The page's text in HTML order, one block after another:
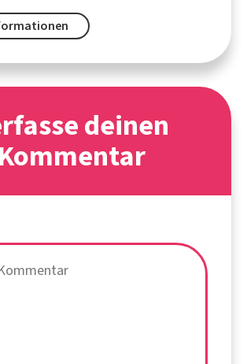
deinen
Kommentar